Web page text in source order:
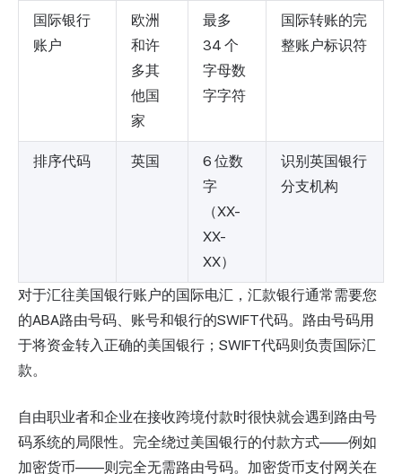
国际银行
账户
欧洲
和许
多其
他国
家
最多
34 个
字母数
字字符
国际转账的完
整账户标识符
排序代码 英国
6 位数
字
（XX-
XX-
XX）
识别英国银行
分支机构
对于汇往美国银行账户的国际电汇，汇款银行通常需要您
的ABA路由号码、账号和银行的SWIFT代码。路由号码用
于将资金转入正确的美国银行；SWIFT代码则负责国际汇
款。
自由职业者和企业在接收跨境付款时很快就会遇到路由号
码系统的局限性。完全绕过美国银行的付款方式——例如
加密货币——则完全无需路由号码。 加密货币支付网关在